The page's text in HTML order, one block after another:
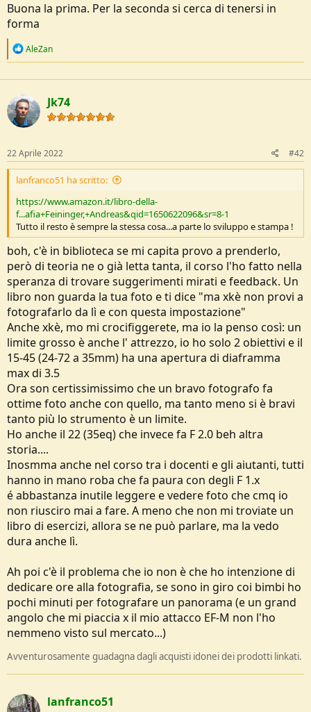
Se invece hai un'esigenza particolare (es. congelare un movimento
oppure avere quasi tutto a fuoco), allora sai che devi partire da una
modalità Auto specifica, per controllare uno specifico parametro.
Ma il procedimento è sempre lo stesso.
Manuale serve? Sì. Ma non per arrivare ad una valutazione
dell'esposizione diversa da quella che ottieni usando bene e
consapevolmente l'Auto. Perché comunque tu e Auto usate lo
stesso sistema esposimetrico e devi comunque fare un eventuale
ragionamento aggiuntivo sul risultato che vuoi ottenere.
Io uso M se ho necessità di controllare con precisione sia
movimento sia profondità di campo. Allora lascio "fluttuare" l'Auto
ISO.
uniformità di esposizione in una serie di foto scattate sotto la stessa
luce, allora blocco in M tutto il "triangolo".
--- 22 Aprile 2022---
Max, sei pazzo oppure hai un gran fisico...
Buona la prima. Per la seconda si cerca di tenersi in
forma
R
c
t
i
o
n
AleZan
Jk74
22 Aprile 2022 #42
lanfranco51 ha scritto:
https://www.amazon.it/libro-della-
f...afia+Feininger,+Andreas&qid=1650622096&sr=8-1
Tutto il resto è sempre la stessa cosa...a parte lo sviluppo e stampa !
boh, c'è in biblioteca se mi capita provo a prenderlo,
però di teoria ne o già letta tanta, il corso l'ho fatto nella
speranza di trovare suggerimenti mirati e feedback. Un
libro non guarda la tua foto e ti dice "ma xkè non provi a
fotografarlo da lì e con questa impostazione"
Anche xkè, mo mi crocifiggerete, ma io la penso così: un
limite grosso è anche l' attrezzo, io ho solo 2 obiettivi e il
15-45 (24-72 a 35mm) ha una apertura di diaframma
max di 3.5
Ora son certissimissimo che un bravo fotografo fa
ottime foto anche con quello, ma tanto meno si è bravi
tanto più lo strumento è un limite.
Ho anche il 22 (35eq) che invece fa F 2.0 beh altra
storia....
Inosmma anche nel corso tra i docenti e gli aiutanti, tutti
hanno in mano roba che fa paura con degli F 1.x
é abbastanza inutile leggere e vedere foto che cmq io
non riusciro mai a fare. A meno che non mi troviate un
libro di esercizi, allora se ne può parlare, ma la vedo
dura anche lì.
Ah poi c'è il problema che io non è che ho intenzione di
dedicare ore alla fotografia, se sono in giro coi bimbi ho
pochi minuti per fotografare un panorama (e un grand
angolo che mi piaccia x il mio attacco EF-M non l'ho
nemmeno visto sul mercato...)
Avventurosamente guadagna dagli acquisti idonei dei prodotti linkati.
lanfranco51